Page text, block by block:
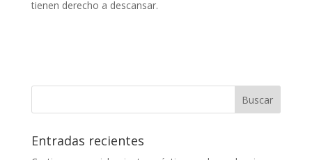
tienen derecho a descansar.
Entradas recientes